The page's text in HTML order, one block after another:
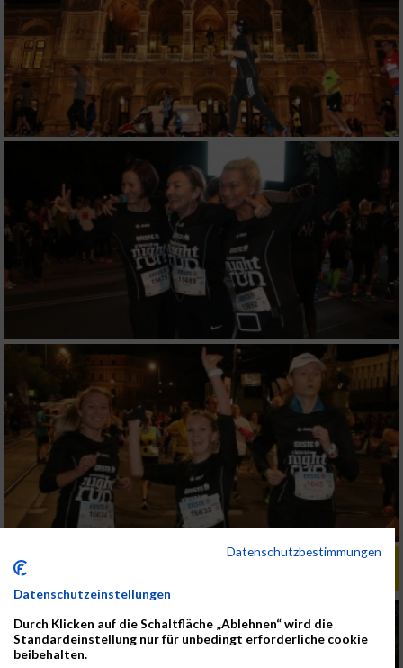
ALBUM X CROSS RUN BUSINESS CHALLENGE /
14.06.2018
Datenschutzbestimmungen
Datenschutzeinstellungen
Durch Klicken auf die Schaltfläche „Ablehnen“ wird die
Standardeinstellung nur für unbedingt erforderliche cookie
beibehalten.